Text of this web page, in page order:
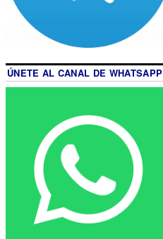
ÚNETE AL CANAL DE WHATSAPP